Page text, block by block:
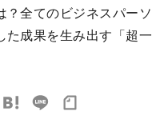
全てのビジネスパーソ
た成果を生み出す「超一